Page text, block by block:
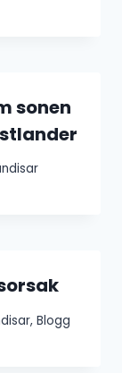
sonen
,Blogg